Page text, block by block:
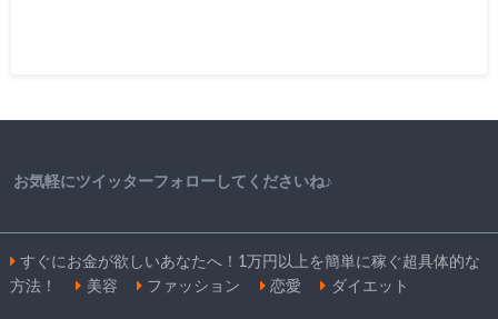
お気軽にツイッターフォローしてくださいね♪
すぐにお金が欲しいあなたへ！1万円以上を簡単に稼ぐ超具体的な
方法！
美容 ファッション 恋愛 ダイエット